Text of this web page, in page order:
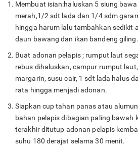
Membuat isian:haluskan 5 siung
merah,1/2 sdt lada dan 1/4 sdm
hingga harum lalu tambahkan sedikit
daun bawang dan ikan bandeng
Buat adonan pelapis ; rumput laut
rebus dihaluskan, campur rumput
margarin, susu cair, 1 sdt lada halus
rata hingga menjadi adonan.
Siapkan cup tahan panas atau
bahan pelapis dibagian paling bawah
terakhir ditutup adonan pelapis
suhu 180 derajat selama 30 menit.